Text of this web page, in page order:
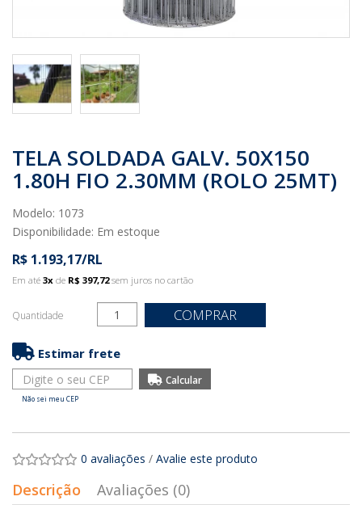
TELA SOLDADA GALV. 50X150
1.80H FIO 2.30MM (ROLO 25MT)
Modelo: 1073
Disponibilidade: Em estoque
R$ 1.193,17/RL
Em até 3x de R$ 397,72sem juros no cartão
Quantidade COMPRAR
Estimar frete
Não sei meu CEP
0 avaliações / Avalie este produto
Descrição
Avaliações (0)